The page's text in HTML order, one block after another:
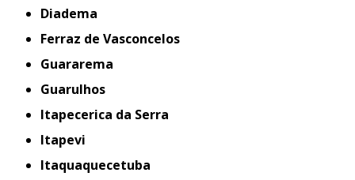
Diadema
Ferraz de Vasconcelos
Guararema
Guarulhos
Itapecerica da Serra
Itapevi
Itaquaquecetuba